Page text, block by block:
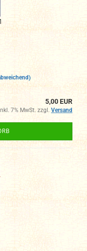
5,00 EUR
7% MwSt. zzgl. Versand